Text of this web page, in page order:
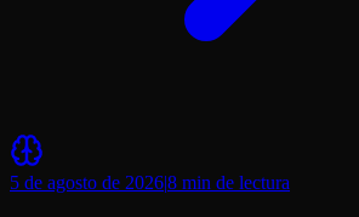
5 de agosto de 2026|8 min de lectura